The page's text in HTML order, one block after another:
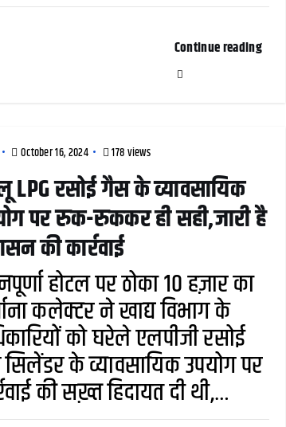
Continue reading
October 16, 2024 178 views
LPG रसोई गैस के व्यावसायिक
पर रुक-रुककर ही सही,जारी है
की कार्रवाई
होटल पर ठोका 10 हज़ार का
कलेक्टर ने खाद्य विभाग के
को घरेले एलपीजी रसोई
के व्यावसायिक उपयोग पर
की सख़्त हिदायत दी थी,…